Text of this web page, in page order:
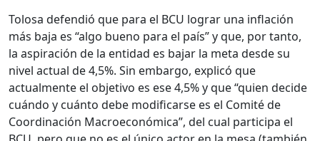
Tolosa defendió que para el BCU lograr una inflación
más baja es “algo bueno para el país” y que, por tanto,
la aspiración de la entidad es bajar la meta desde su
nivel actual de 4,5%. Sin embargo, explicó que
actualmente el objetivo es ese 4,5% y que “quien decide
cuándo y cuánto debe modificarse es el Comité de
Coordinación Macroeconómica”, del cual participa el